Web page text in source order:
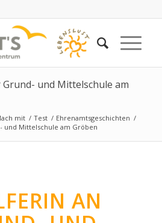
und Mittelschule am
mit / Test / Ehrenamtsgeschichten /
und Mittelschule am Gröben
AN